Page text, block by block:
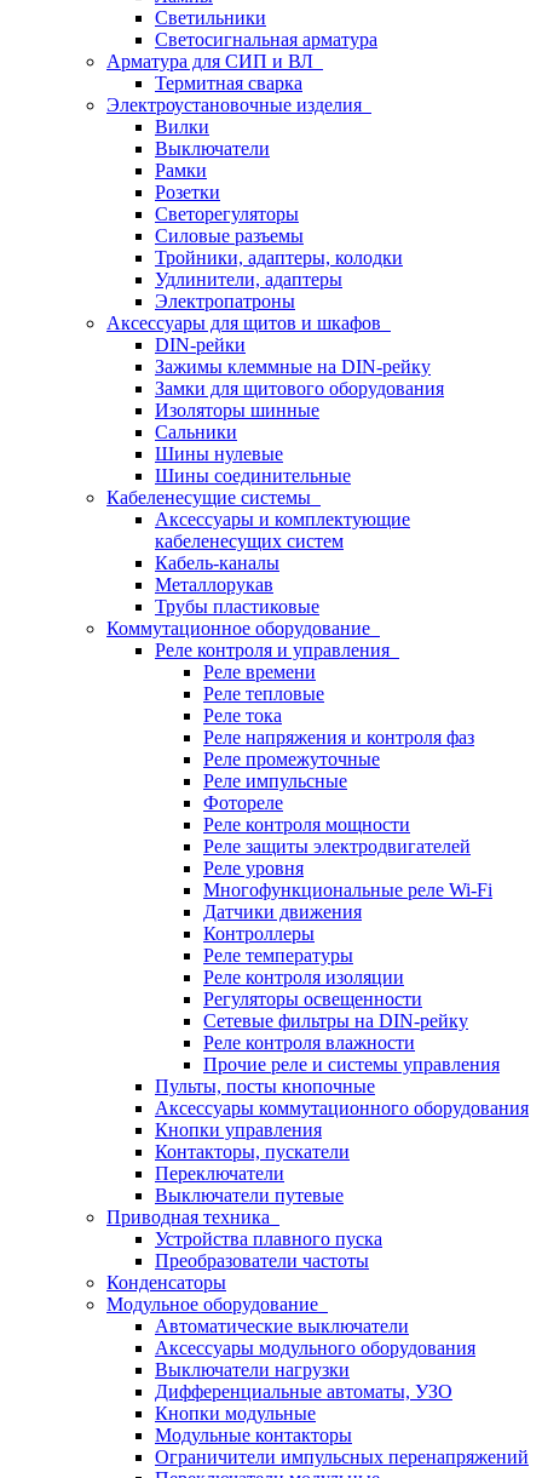
Светильники
Светосигнальная арматура
Арматура для СИП и ВЛ
Термитная сварка
Электроустановочные изделия
Вилки
Выключатели
Рамки
Розетки
Светорегуляторы
Силовые разъемы
Тройники, адаптеры, колодки
Удлинители, адаптеры
Электропатроны
Аксессуары для щитов и шкафов
DIN-рейки
Зажимы клеммные на DIN-рейку
Замки для щитового оборудования
Изоляторы шинные
Сальники
Шины нулевые
Шины соединительные
Кабеленесущие системы
Аксессуары и комплектующие
кабеленесущих систем
Кабель-каналы
Металлорукав
Трубы пластиковые
Коммутационное оборудование
Реле контроля и управления
Реле времени
Реле тепловые
Реле тока
Реле напряжения и контроля фаз
Реле промежуточные
Реле импульсные
Фотореле
Реле контроля мощности
Реле защиты электродвигателей
Реле уровня
Многофункциональные реле Wi-Fi
Датчики движения
Контроллеры
Реле температуры
Реле контроля изоляции
Регуляторы освещенности
Сетевые фильтры на DIN-рейку
Реле контроля влажности
Прочие реле и системы управления
Пульты, посты кнопочные
Аксессуары коммутационного оборудования
Кнопки управления
Контакторы, пускатели
Переключатели
Выключатели путевые
Приводная техника
Устройства плавного пуска
Преобразователи частоты
Конденсаторы
Модульное оборудование
Автоматические выключатели
Аксессуары модульного оборудования
Выключатели нагрузки
Дифференциальные автоматы, УЗО
Кнопки модульные
Модульные контакторы
Ограничители импульсных перенапряжений